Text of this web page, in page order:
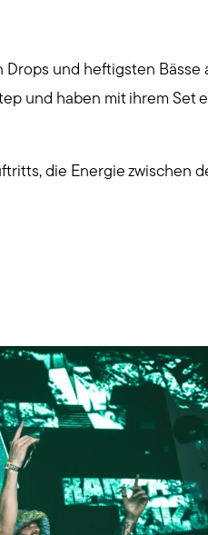
und heftigsten Bässe
und haben mit ihrem Set
die Energie zwischen